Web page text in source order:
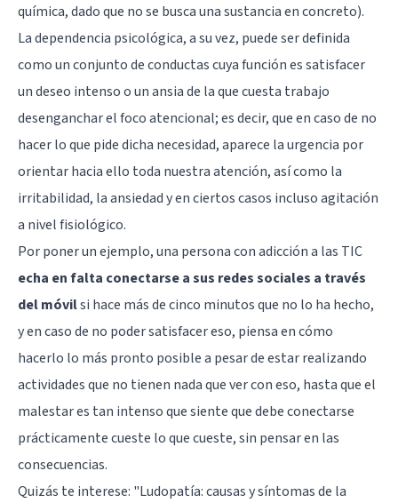
química, dado que no se busca una sustancia en concreto).
La dependencia psicológica, a su vez, puede ser definida
como un conjunto de conductas cuya función es satisfacer
un deseo intenso o un ansia de la que cuesta trabajo
desenganchar el foco atencional; es decir, que en caso de no
hacer lo que pide dicha necesidad, aparece la urgencia por
orientar hacia ello toda nuestra atención, así como la
irritabilidad, la ansiedad y en ciertos casos incluso agitación
a nivel fisiológico.
Por poner un ejemplo, una persona con adicción a las TIC
echa en falta conectarse a sus redes sociales a través
del móvilsi hace más de cinco minutos que no lo ha hecho,
y en caso de no poder satisfacer eso, piensa en cómo
hacerlo lo más pronto posible a pesar de estar realizando
actividades que no tienen nada que ver con eso, hasta que el
malestar es tan intenso que siente que debe conectarse
prácticamente cueste lo que cueste, sin pensar en las
consecuencias.
Quizás te interese: "Ludopatía: causas y síntomas de la